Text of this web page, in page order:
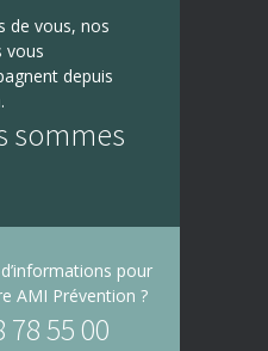
de vous, nos
vous
depuis
sommes
pour
AMI Prévention ?
78 55 00